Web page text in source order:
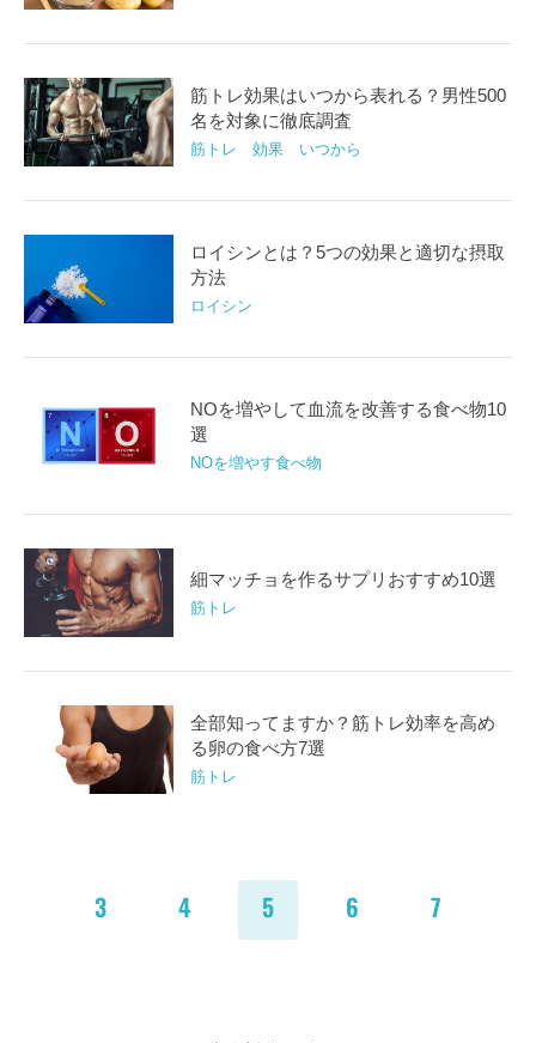
筋トレ効果はいつから表れる？男性500
名を対象に徹底調査
筋トレ 効果 いつから
ロイシンとは？5つの効果と適切な摂取
方法
ロイシン
NOを増やして血流を改善する食べ物10
選
NOを増やす食べ物
細マッチョを作るサプリおすすめ10選
筋トレ
全部知ってますか？筋トレ効率を高め
る卵の食べ方7選
筋トレ
3 4 5 6 7